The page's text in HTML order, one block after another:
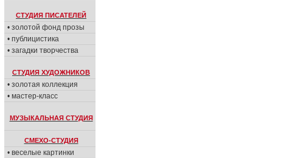
СТУДИЯ ПИСАТЕЛЕЙ
• золотой фонд прозы
• публицистика
• загадки творчества
СТУДИЯ ХУДОЖНИКОВ
• золотая коллекция
• мастер-класс
МУЗЫКАЛЬНАЯ СТУДИЯ
СМЕХО-СТУДИЯ
• веселые картинки